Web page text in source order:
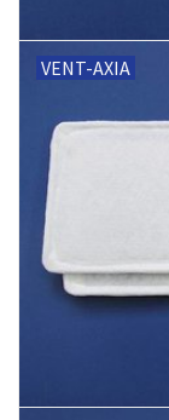
VENT-AXIA